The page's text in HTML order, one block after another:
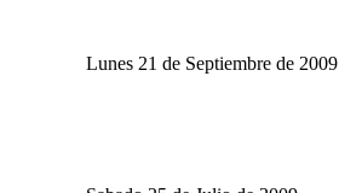
Lunes 21 de Septiembre de 2009